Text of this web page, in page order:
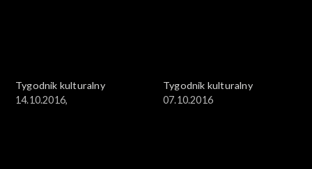
Tygodnik kulturalny
14.10.2016,
Tygodnik kulturalny
07.10.2016